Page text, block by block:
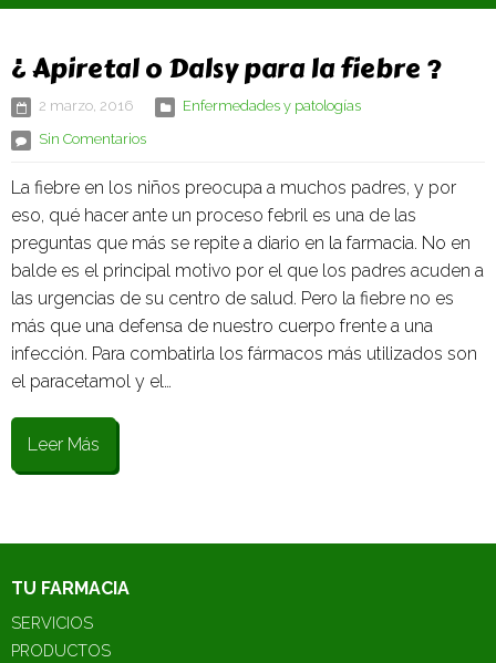
¿ Apiretal o Dalsy para la fiebre ?
2 marzo, 2016
Enfermedades y patologías
Sin Comentarios
La fiebre en los niños preocupa a muchos padres, y por
eso, qué hacer ante un proceso febril es una de las
preguntas que más se repite a diario en la farmacia. No en
balde es el principal motivo por el que los padres acuden a
las urgencias de su centro de salud. Pero la fiebre no es
más que una defensa de nuestro cuerpo frente a una
infección. Para combatirla los fármacos más utilizados son
el paracetamol y el…
Leer Más
TU FARMACIA
SERVICIOS
PRODUCTOS